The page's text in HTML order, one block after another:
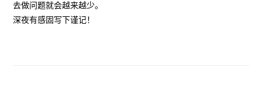
去做问题就会越来越少。
深夜有感固写下谨记！